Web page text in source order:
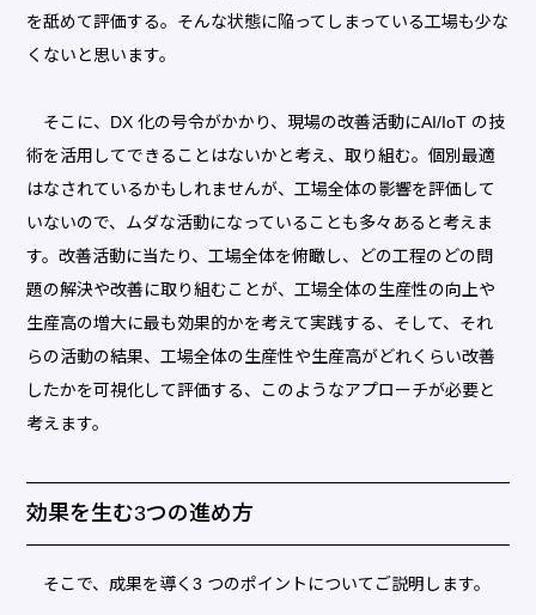
を舐めて評価する。そんな状態に陥ってしまっている工場も少な
くないと思います。
そこに、DX 化の号令がかかり、現場の改善活動にAI/IoT の技
術を活用してできることはないかと考え、取り組む。個別最適
はなされているかもしれませんが、工場全体の影響を評価して
いないので、ムダな活動になっていることも多々あると考えま
す。改善活動に当たり、工場全体を俯瞰し、どの工程のどの問
題の解決や改善に取り組むことが、工場全体の生産性の向上や
生産高の増大に最も効果的かを考えて実践する、そして、それ
らの活動の結果、工場全体の生産性や生産高がどれくらい改善
したかを可視化して評価する、このようなアプローチが必要と
考えます。
効果を生む3つの進め方
そこで、成果を導く3 つのポイントについてご説明します。